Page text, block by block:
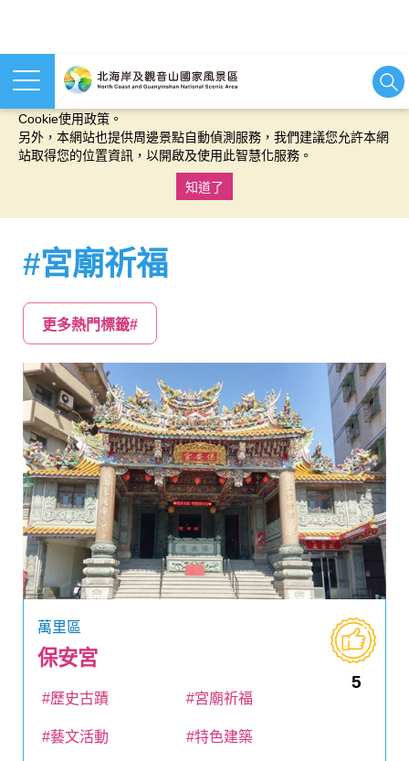
本網站使用cookies等相關技術以持續優化網站服務，並有助於為
Cookie使用政策。
另外，本網站也提供周邊景點自動偵測服務，我們建議您允許本網
站取得您的位置資訊，以開啟及使用此智慧化服務。
知道了
#宮廟祈福
更多熱門標籤#
萬里區
保安宮
5
#歷史古蹟 #宮廟祈福
#藝文活動 #特色建築